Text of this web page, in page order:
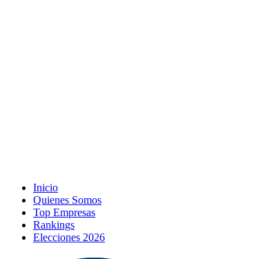
Inicio
Quienes Somos
Top Empresas
Rankings
Elecciones 2026